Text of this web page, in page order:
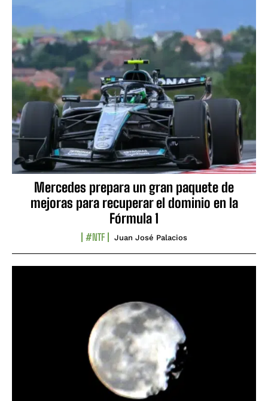
Mercedes prepara un gran paquete de
mejoras para recuperar el dominio en la
Fórmula 1
#NTF Juan José Palacios